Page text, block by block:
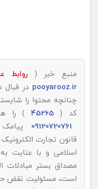
منبع خبر (روابط
pooyarooz.ir در
چنانچه محتوا را
کد (45265
) را
اسلامی و با عنایت
مصداق بستر مبادلات
است، مسئولیت نقض